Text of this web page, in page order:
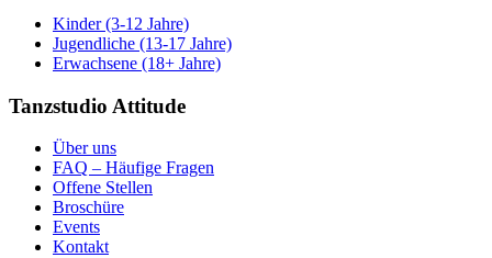
Kinder (3-12 Jahre)
Jugendliche (13-17 Jahre)
Erwachsene (18+ Jahre)
Tanzstudio Attitude
Über uns
FAQ – Häufige Fragen
Offene Stellen
Broschüre
Events
Kontakt